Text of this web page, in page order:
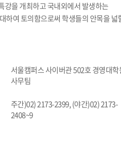
강을 개최하고 국내외에서 발생하는
하여 토의함으로써 학생들의 안목을 넓
서울캠퍼스 사이버관 502호 경영대
사무팀
주간)02) 2173-2399, (야간)02) 2173-
2408~9